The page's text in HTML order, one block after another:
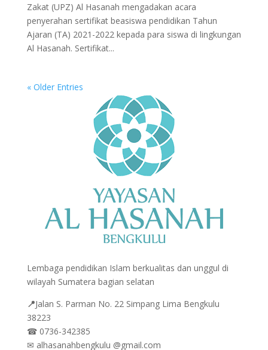
Zakat (UPZ) Al Hasanah mengadakan acara
penyerahan sertifikat beasiswa pendidikan Tahun
Ajaran (TA) 2021-2022 kepada para siswa di lingkungan
Al Hasanah. Sertifikat...
« Older Entries
Lembaga pendidikan Islam berkualitas dan unggul di
wilayah Sumatera bagian selatan
📍Jalan S. Parman No. 22 Simpang Lima Bengkulu
38223
☎0736-342385
✉ alhasanahbengkulu @gmail.com